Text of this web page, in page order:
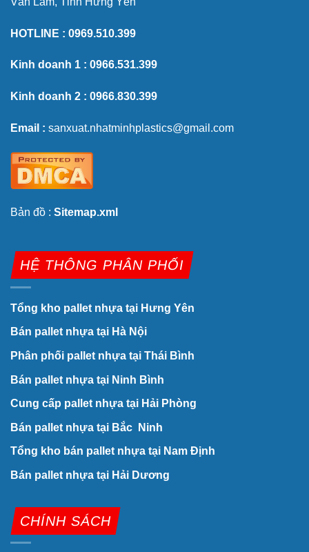
HOTLINE : 0969.510.399
Kinh doanh 1 : 0966.531.399
Kinh doanh 2 : 0966.830.399
Email : sanxuat.nhatminhplastics@gmail.com
Bản đồ : Sitemap.xml
HỆ THÔNG PHÂN PHỐI
Tổng kho pallet nhựa tại Hưng Yên
Bán pallet nhựa tại Hà Nội
Phân phối pallet nhựa tại Thái Bình
Bán pallet nhựa tại Ninh Bình
Cung cấp pallet nhựa tại Hải Phòng
Bán pallet nhựa tại Bắc Ninh
Tổng kho bán pallet nhựa tại Nam Định
Bán pallet nhựa tại Hải Dương
CHÍNH SÁCH